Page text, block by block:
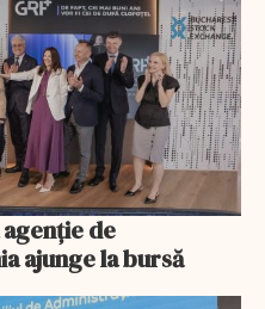
de
ajunge la bursă